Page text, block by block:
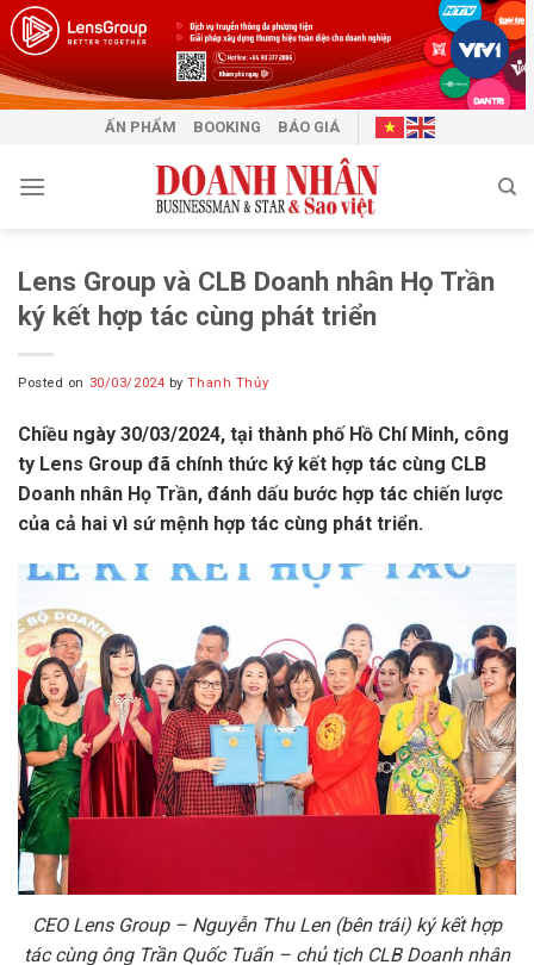
Skip
to
content
ẤN PHẨM BOOKING BÁO GIÁ
Lens Group và CLB Doanh nhân Họ Trần
ký kết hợp tác cùng phát triển
Posted on 30/03/2024 byThanh Thủy
Chiều ngày 30/03/2024, tại thành phố Hồ Chí Minh, công
ty Lens Group đã chính thức ký kết hợp tác cùng CLB
Doanh nhân Họ Trần, đánh dấu bước hợp tác chiến lược
của cả hai vì sứ mệnh hợp tác cùng phát triển.
CEO Lens Group – Nguyễn Thu Len (bên trái) ký kết hợp
tác cùng ông Trần Quốc Tuấn – chủ tịch CLB Doanh nhân